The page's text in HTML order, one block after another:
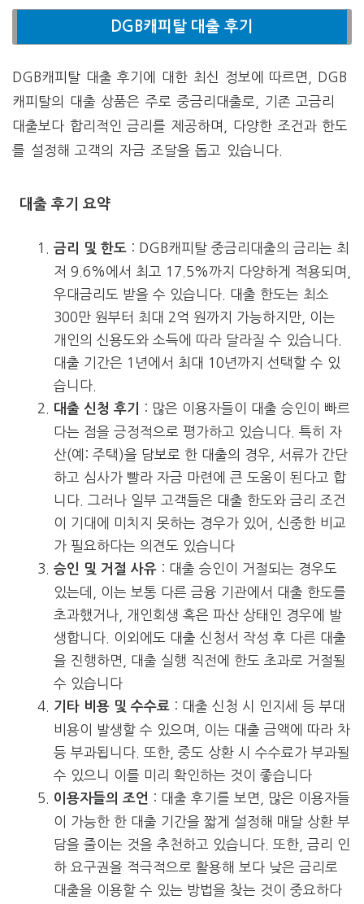
DGB캐피탈 대출 후기
DGB캐피탈 대출 후기에 대한 최신 정보에 따르면, DGB
캐피탈의 대출 상품은 주로 중금리대출로, 기존 고금리
대출보다 합리적인 금리를 제공하며, 다양한 조건과 한도
를 설정해 고객의 자금 조달을 돕고 있습니다.
대출 후기 요약
금리 및 한도 : DGB캐피탈 중금리대출의 금리는 최
저 9.6%에서 최고 17.5%까지 다양하게 적용되며,
우대금리도 받을 수 있습니다. 대출 한도는 최소
300만 원부터 최대 2억 원까지 가능하지만, 이는
개인의 신용도와 소득에 따라 달라질 수 있습니다.
대출 기간은 1년에서 최대 10년까지 선택할 수 있
습니다​.
대출 신청 후기
: 많은 이용자들이 대출 승인이 빠르
다는 점을 긍정적으로 평가하고 있습니다. 특히 자
산(예: 주택)을 담보로 한 대출의 경우, 서류가 간단
하고 심사가 빨라 자금 마련에 큰 도움이 된다고 합
니다. 그러나 일부 고객들은 대출 한도와 금리 조건
이 기대에 미치지 못하는 경우가 있어, 신중한 비교
가 필요하다는 의견도 있습니다
승인 및 거절 사유 : 대출 승인이 거절되는 경우도
있는데, 이는 보통 다른 금융 기관에서 대출 한도를
초과했거나, 개인회생 혹은 파산 상태인 경우에 발
생합니다. 이외에도 대출 신청서 작성 후 다른 대출
을 진행하면, 대출 실행 직전에 한도 초과로 거절될
수 있습니다​
기타 비용 및 수수료 : 대출 신청 시 인지세 등 부대
비용이 발생할 수 있으며, 이는 대출 금액에 따라 차
등 부과됩니다. 또한, 중도 상환 시 수수료가 부과될
수 있으니 이를 미리 확인하는 것이 좋습니다​
이용자들의 조언 : 대출 후기를 보면, 많은 이용자들
이 가능한 한 대출 기간을 짧게 설정해 매달 상환 부
담을 줄이는 것을 추천하고 있습니다. 또한, 금리 인
하 요구권을 적극적으로 활용해 보다 낮은 금리로
대출을 이용할 수 있는 방법을 찾는 것이 중요하다